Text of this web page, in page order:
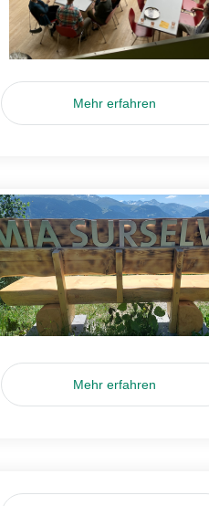
Mehr erfahren
Mehr erfahren